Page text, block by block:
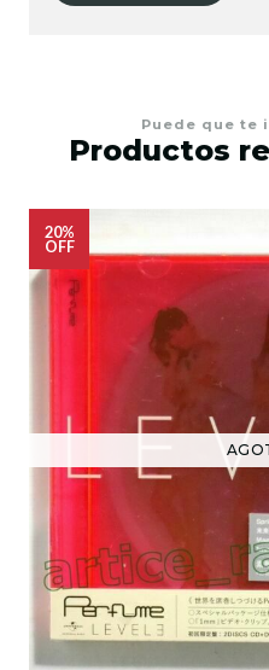
Puede que te
Productos
20%
OFF